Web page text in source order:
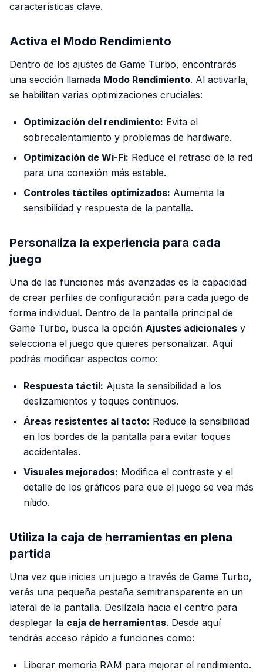
características clave.
Activa el Modo Rendimiento
Dentro de los ajustes de Game Turbo, encontrarás
una sección llamada Modo Rendimiento. Al activarla,
se habilitan varias optimizaciones cruciales:
Optimización del rendimiento: Evita el
sobrecalentamiento y problemas de hardware.
Optimización de Wi-Fi: Reduce el retraso de la red
para una conexión más estable.
Controles táctiles optimizados: Aumenta la
sensibilidad y respuesta de la pantalla.
Personaliza la experiencia para cada
juego
Una de las funciones más avanzadas es la capacidad
de crear perfiles de configuración para cada juego de
forma individual. Dentro de la pantalla principal de
Game Turbo, busca la opción Ajustes adicionales y
selecciona el juego que quieres personalizar. Aquí
podrás modificar aspectos como:
Respuesta táctil: Ajusta la sensibilidad a los
deslizamientos y toques continuos.
Áreas resistentes al tacto: Reduce la sensibilidad
en los bordes de la pantalla para evitar toques
accidentales.
Visuales mejorados: Modifica el contraste y el
detalle de los gráficos para que el juego se vea más
nítido.
Utiliza la caja de herramientas en plena
partida
Una vez que inicies un juego a través de Game Turbo,
verás una pequeña pestaña semitransparente en un
lateral de la pantalla. Deslízala hacia el centro para
desplegar la caja de herramientas. Desde aquí
tendrás acceso rápido a funciones como:
Liberar memoria RAM para mejorar el rendimiento.